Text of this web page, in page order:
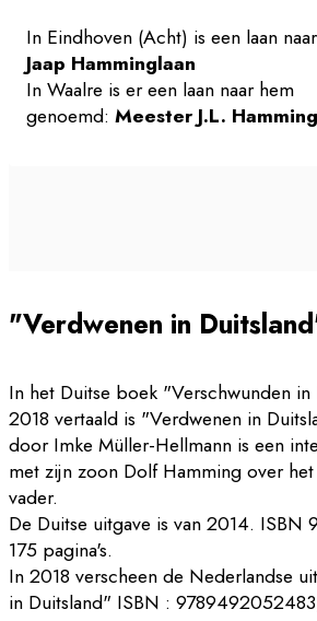
In Eindhoven (Acht) is een laan
Jaap Hamminglaan
In Waalre is er een laan naar hem
genoemd: Meester J.L.
"Verdwenen in
In het Duitse boek "Verschwunden
2018 vertaald is "Verdwenen in
door Imke Müller-Hellmann is een
met zijn zoon Dolf Hamming over
vader.
De Duitse uitgave is van 2014. ISBN
175 pagina's.
In 2018 verscheen de Nederlandse
in Duitsland" ISBN :